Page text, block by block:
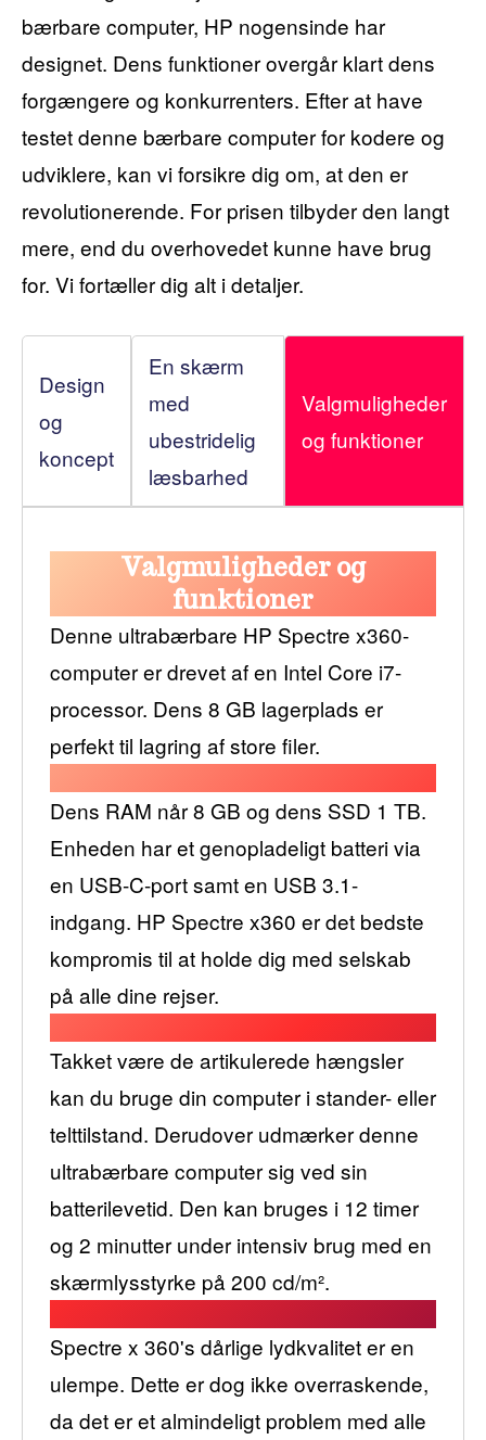
bærbare computer, HP nogensinde har
designet. Dens funktioner overgår klart dens
forgængere og konkurrenters. Efter at have
testet denne bærbare computer for kodere og
udviklere, kan vi forsikre dig om, at den er
revolutionerende. For prisen tilbyder den langt
mere, end du overhovedet kunne have brug
for. Vi fortæller dig alt i detaljer.
Design
og
koncept
En skærm
med
ubestridelig
læsbarhed
Valgmuligheder
og funktioner
Valgmuligheder og
funktioner
Denne ultrabærbare HP Spectre x360-
computer er drevet af en Intel Core i7-
processor. Dens 8 GB lagerplads er
perfekt til lagring af store filer.
Dens RAM når 8 GB og dens SSD 1 TB.
Enheden har et genopladeligt batteri via
en USB-C-port samt en USB 3.1-
indgang. HP Spectre x360 er det bedste
kompromis til at holde dig med selskab
på alle dine rejser.
Takket være de artikulerede hængsler
kan du bruge din computer i stander- eller
telttilstand. Derudover udmærker denne
ultrabærbare computer sig ved sin
batterilevetid. Den kan bruges i 12 timer
og 2 minutter under intensiv brug med en
skærmlysstyrke på 200 cd/m².
Spectre x 360's dårlige lydkvalitet er en
ulempe. Dette er dog ikke overraskende,
da det er et almindeligt problem med alle